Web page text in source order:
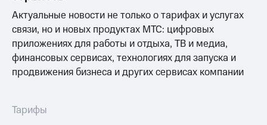
Актуальные новости не только о тарифах и услугах
связи, но и новых продуктах МТС: цифровых
приложениях для работы и отдыха, ТВ и медиа,
финансовых сервисах, технологиях для запуска и
продвижения бизнеса и других сервисах компании
Тарифы